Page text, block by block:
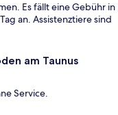
Es fällt eine Gebühr in
an. Assistenztiere sind
am Taunus
Service.